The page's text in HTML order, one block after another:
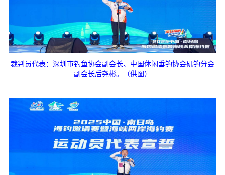
裁判员代表：深圳市钓鱼协会副会长、中国休闲垂钓协会矶钓分会
副会长后尧彬。（供图）